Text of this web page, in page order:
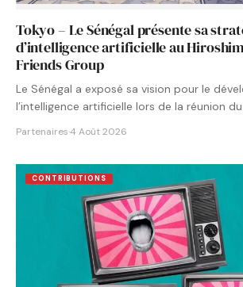
Tokyo – Le Sénégal présente sa
d’intelligence artificielle au
Friends Group
Le Sénégal a exposé sa vision pour le
l’intelligence artificielle lors de la réunion du
Partenaires·4 Août 2026
CONTRIBUTIONS